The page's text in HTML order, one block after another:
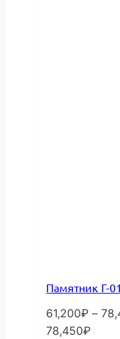
Памятник Г-
61,200₽ –
78,450₽